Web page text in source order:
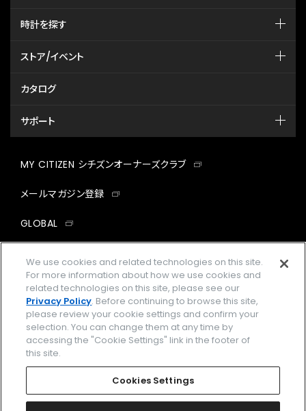
時計を探す
ストア/イベント
カタログ
サポート
MY CITIZEN シチズンオーナーズクラブ
メールマガジン登録
GLOBAL
facebookinstagramtwitter
企業情報 ご利用規約
プライバシーポリシー Cookies Settings
Amazon PayはAmazon.com, Inc.またはその関連会社の商標です。
We use cookies and related technologies on this site.
For more information about how we use cookies and
related technologies on this site, please see our
Privacy Policy. Before continuing to browse this site,
please review your cookie settings and confirm your
selection. You can change them at any time by
accessing the "Cookie Settings" link in the footer of
this site.
Cookies Settings